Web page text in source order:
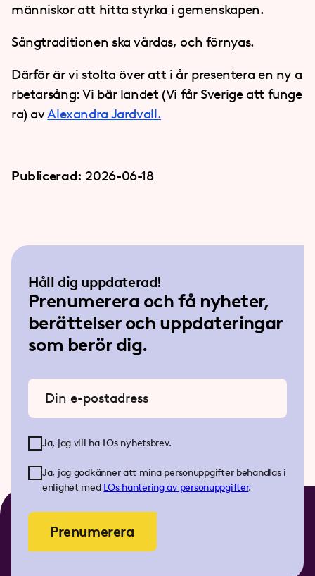
människor att hitta styrka i gemenskapen.
Sångtraditionen ska vårdas, och förnyas.
Därför är vi stolta över att i år presentera en ny a
rbetarsång: Vi bär landet (Vi får Sverige att funge
ra) avAlexandra Jardvall.
Publicerad: 2026-06-18
Håll dig uppdaterad!
Prenumerera och få nyheter,
berättelser och uppdateringar
som berör dig.
Ange din e-postadress
Ja, jag vill ha LOs nyhetsbrev.
Ja, jag godkänner att mina personuppgifter behandlas i
enlighet med LOs hantering av personuppgifter.
Prenumerera